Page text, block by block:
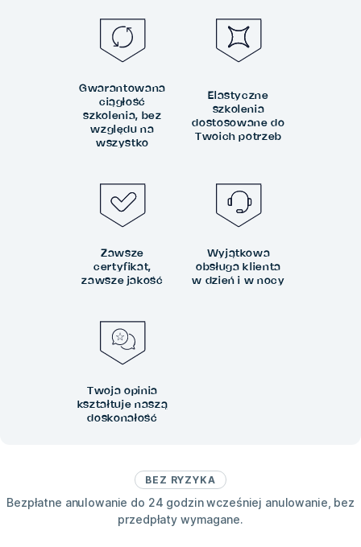
BEZ RYZYKA
Bezpłatne anulowanie do 24 godzin wcześniej anulowanie, bez
przedpłaty wymagane.
Gwarantowana
ciągłość
szkolenia, bez
względu na
wszystko
Elastyczne
szkolenia
dostosowane do
Twoich potrzeb
Zawsze
certyfikat,
zawsze jakość
Wyjątkowa
obsługa klienta
w dzień i w nocy
Twoja opinia
kształtuje naszą
doskonałość